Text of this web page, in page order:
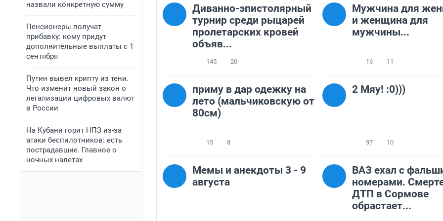
назвали конкретную сумму
Пенсионеры получат
прибавку: кому придут
дополнительные выплаты с 1
сентября
Путин вывел крипту из тени.
Что изменит новый закон о
легализации цифровых валют
в России
На Кубани горит НПЗ из-за
атаки беспилотников: есть
пострадавшие. Главное о
ночных налетах
Диванно-эпистолярный
турнир среди рыцарей
пролетарских кровей
объяв...
145 20
Мужчина для
и женщина для
мужчины...
16 11
приму в дар одежку на
лето (мальчиковскую от
80см)
15 8
2 Мяу! :0)))
97 10
Мемы и анекдоты 3 - 9
августа
ВАЗ ехал с
номерами.
ДТП в Сормове
обрастает...